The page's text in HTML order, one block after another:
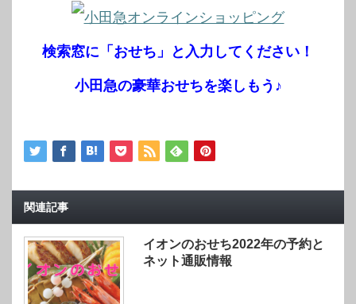
検索窓に「おせち」と入力してください！
小田急の豪華おせちを楽しもう♪
関連記事
イオンのおせち2022年の予約と
ネット通販情報